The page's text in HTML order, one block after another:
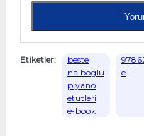
Etiketler:
beste
naiboglu
piyano
etutleri
e-book
e